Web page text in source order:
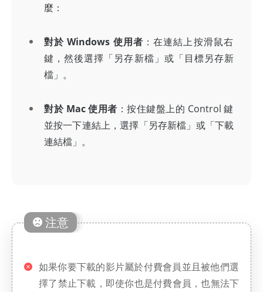
麼：
對於 Windows 使用者 ：在連結上按滑鼠右
鍵，然後選擇「另存新檔」或「目標另存新
檔」。
對於 Mac 使用者 ：按住鍵盤上的 Control 鍵
並按一下連結上，選擇「另存新檔」或「下載
連結檔」。
注意
如果你要下載的影片屬於付費會員並且被他們選
擇了禁止下載，即使你也是付費會員，也無法下